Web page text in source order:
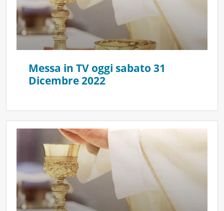
Messa in TV oggi sabato 31
Dicembre 2022